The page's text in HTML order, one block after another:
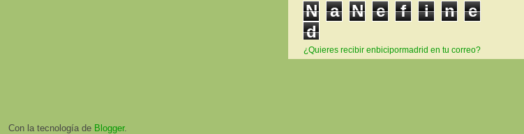
N a N e f i n
e
d
¿Quieres recibir enbicipormadrid en tu correo?
Con la tecnología de Blogger.